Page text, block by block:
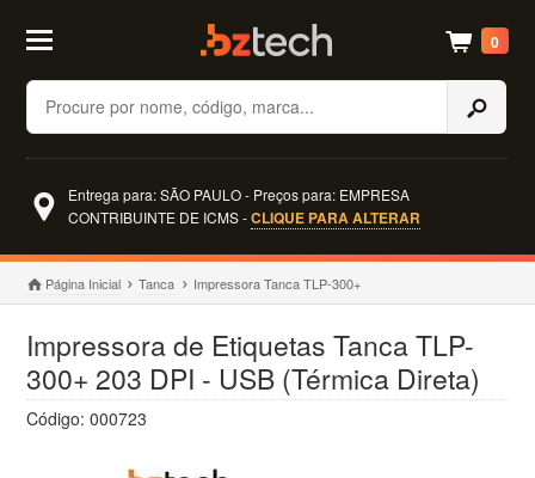
Buscar
0
Entrega para: SÃO PAULO - Preços para: EMPRESA
CONTRIBUINTE DE ICMS -CLIQUE PARA ALTERAR
Página Inicial Tanca Impressora Tanca TLP-300+
Impressora de Etiquetas Tanca TLP-
300+ 203 DPI - USB (Térmica Direta)
Código: 000723